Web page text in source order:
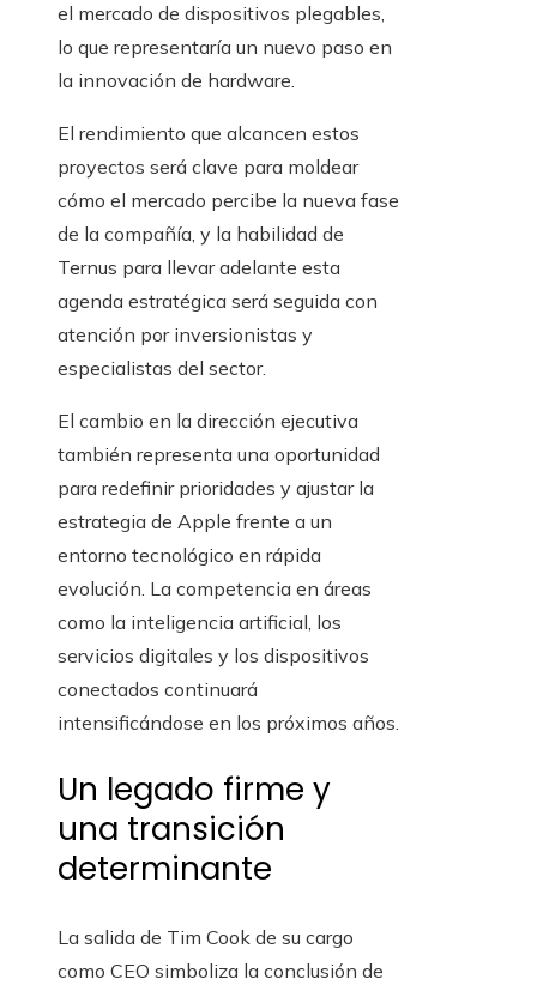
el mercado de dispositivos plegables,
lo que representaría un nuevo paso en
la innovación de hardware.
El rendimiento que alcancen estos
proyectos será clave para moldear
cómo el mercado percibe la nueva fase
de la compañía, y la habilidad de
Ternus para llevar adelante esta
agenda estratégica será seguida con
atención por inversionistas y
especialistas del sector.
El cambio en la dirección ejecutiva
también representa una oportunidad
para redefinir prioridades y ajustar la
estrategia de Apple frente a un
entorno tecnológico en rápida
evolución. La competencia en áreas
como la inteligencia artificial, los
servicios digitales y los dispositivos
conectados continuará
intensificándose en los próximos años.
Un legado firme y
una transición
determinante
La salida de Tim Cook de su cargo
como CEO simboliza la conclusión de